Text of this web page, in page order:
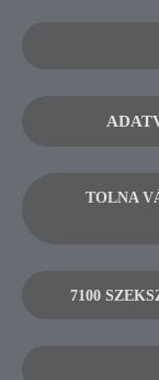
TOLNA
7100